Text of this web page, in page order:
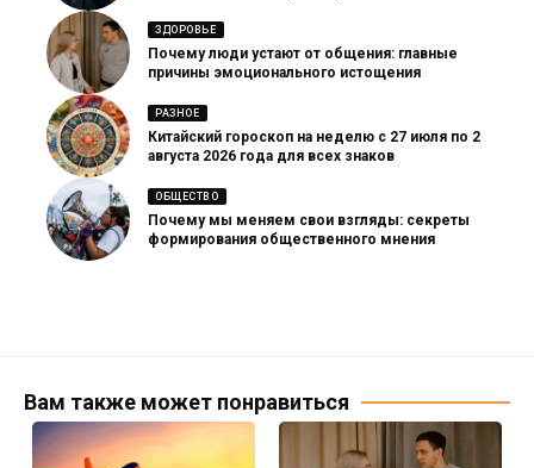
ЗДОРОВЬЕ
Почему люди устают от общения: главные
причины эмоционального истощения
РАЗНОЕ
Китайский гороскоп на неделю с 27 июля по 2
августа 2026 года для всех знаков
ОБЩЕСТВО
Почему мы меняем свои взгляды: секреты
формирования общественного мнения
Вам также может понравиться